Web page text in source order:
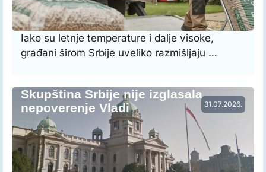
Iako su letnje temperature i dalje visoke,
građani širom Srbije uveliko razmišljaju …
31.07.2026.
Skupština Srbije nije izglasala
nepoverenje Vladi